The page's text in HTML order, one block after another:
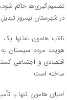
تصمیم‌گیری‌ها حاکم شود،
در شهرستان نیمروز
تالاب هامون نه‌تنها
هویت مردم سیستان
اقتصادی و اجتماعی
ساخته است.
احیای هامون تنها با